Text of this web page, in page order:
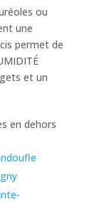
ou
une
permet de
et un
en dehors